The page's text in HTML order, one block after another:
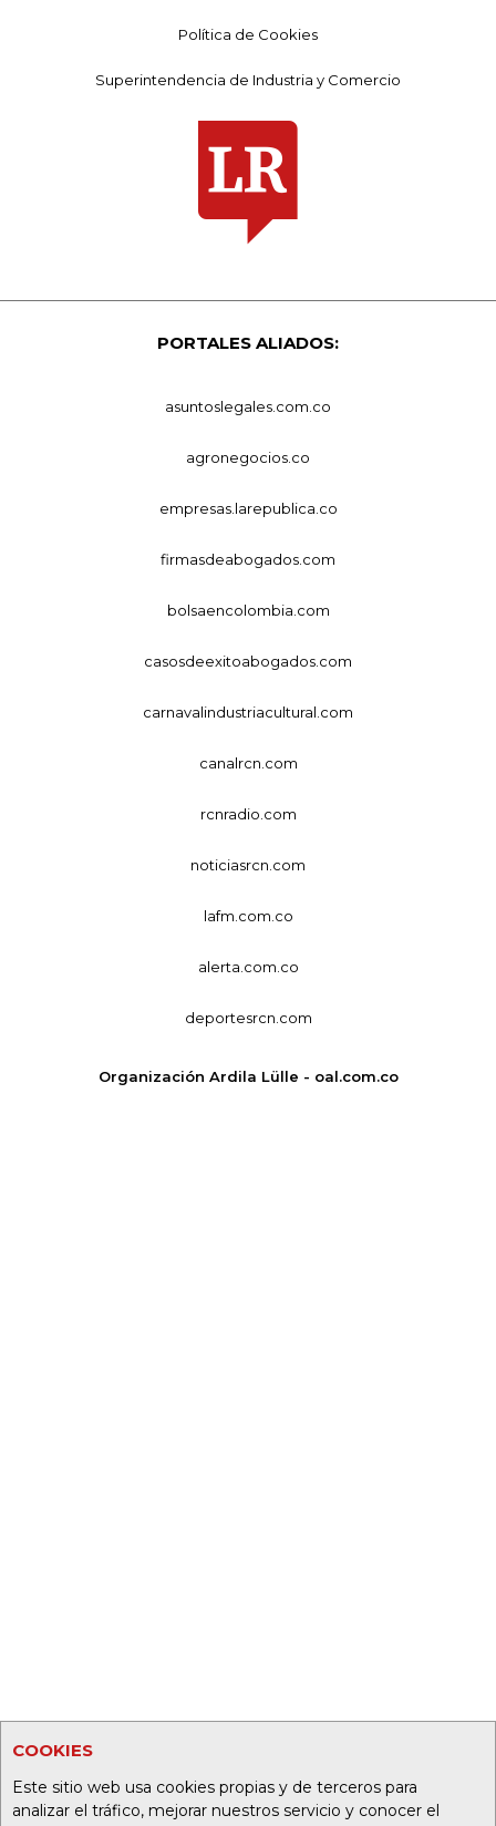
COOKIES
Este sitio web usa cookies propias y de terceros para
analizar el tráfico, mejorar nuestros servicio y conocer el
Política de Cookies
Superintendencia de Industria y Comercio
PORTALES ALIADOS:
asuntoslegales.com.co
agronegocios.co
empresas.larepublica.co
firmasdeabogados.com
bolsaencolombia.com
casosdeexitoabogados.com
carnavalindustriacultural.com
canalrcn.com
rcnradio.com
noticiasrcn.com
lafm.com.co
alerta.com.co
deportesrcn.com
Organización Ardila Lülle - oal.com.co